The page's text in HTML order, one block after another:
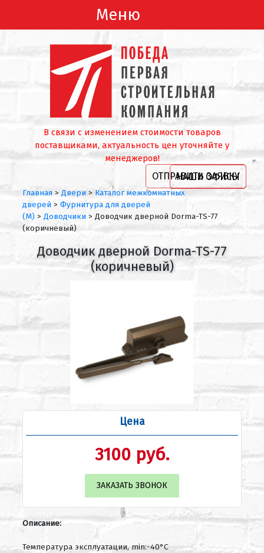
Меню
В связи с изменением стоимости товаров
поставщиками, актуальность цен уточняйте у
менеджеров!
ОТПРАВИТЬ ЗАЯВКУ
НАШИ ОФИСЫ
Главная > Двери > Каталог межкомнатных
дверей > Фурнитура для дверей
(М) > Доводчики > Доводчик дверной Dorma-TS-77
(коричневый)
Доводчик дверной Dorma-TS-77
(коричневый)
Цена
3100 руб.
ЗАКАЗАТЬ ЗВОНОК
Описание:
Температура эксплуатации, min:-40°C